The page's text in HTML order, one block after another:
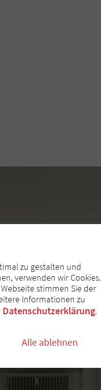
zu gestalten und
verwenden wir Cookies.
stimmen Sie der
Informationen zu
Datenschutzerklärung.
Alle ablehnen